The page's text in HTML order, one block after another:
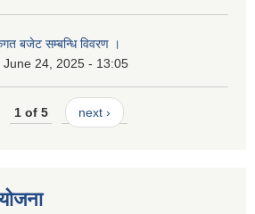
बजेट सम्बन्धि विवरण ।
June 24, 2025 - 13:05
1 of 5 next ›